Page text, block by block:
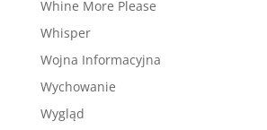
Whine More Please
Whisper
Wojna Informacyjna
Wychowanie
Wygląd